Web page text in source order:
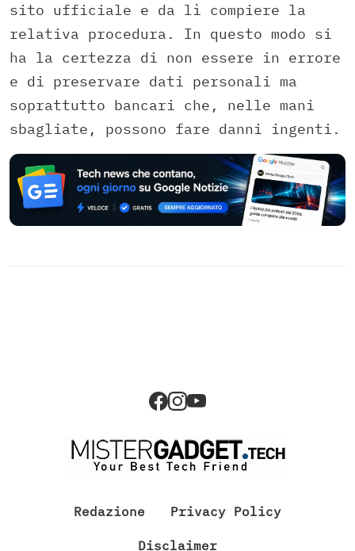
sito ufficiale e da lì compiere la
relativa procedura. In questo modo si
ha la certezza di non essere in errore
e di preservare dati personali ma
soprattutto bancari che, nelle mani
sbagliate, possono fare danni ingenti.
Redazione Privacy Policy
Disclaimer